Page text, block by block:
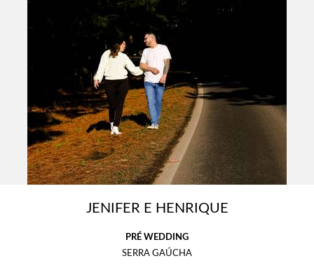
JENIFER E HENRIQUE
PRÉ WEDDING
SERRA GAÚCHA